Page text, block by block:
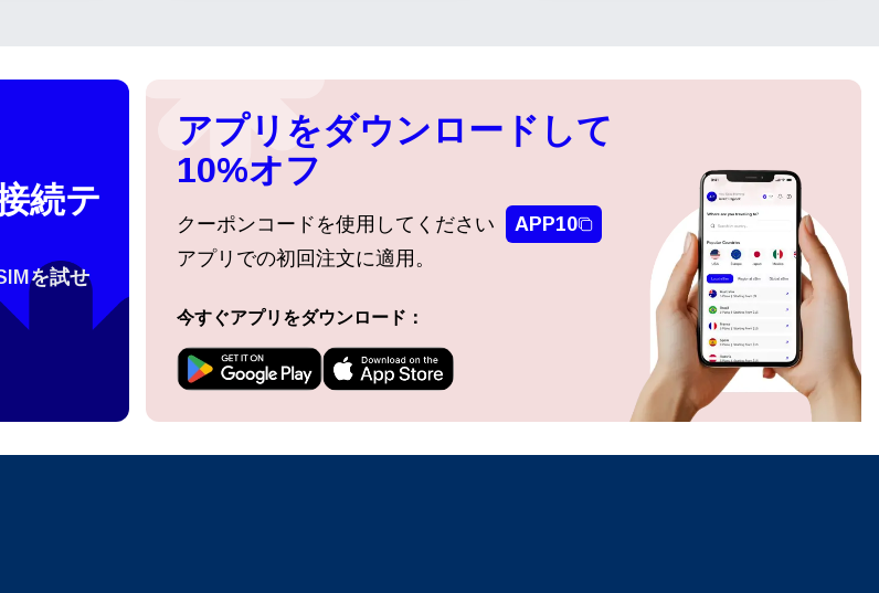
eSim?
by checking if your device supports eSIM
your mobile carrier to request an eSIM activation.
settings. Once activated, you can enjoy the benefits
続テ
を試せ
アプリをダウンロードして
10%オフ
クーポンコードを使用してください
APP10
アプリでの初回注文に適用。
今すぐアプリをダウンロード：
ログインまたは登録
インするか、数秒でアカウントを作成してください。